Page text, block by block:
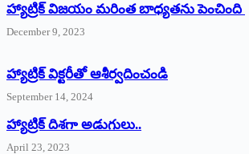
హ్యాట్రిక్ విజయం మరింత బాధ్యతను పెంచింది
December 9, 2023
హ్యాట్రిక్‌ ‌విక్టరీతో ఆశీర్వదించండి
September 14, 2024
‌హ్యాట్రిక్‌ ‌దిశగా అడుగులు..
April 23, 2023